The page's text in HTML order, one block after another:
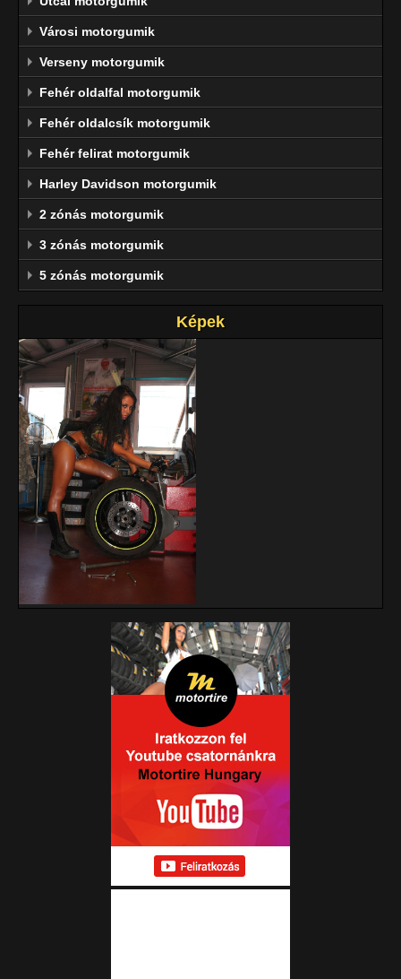
Városi motorgumik
Verseny motorgumik
Fehér oldalfal motorgumik
Fehér oldalcsík motorgumik
Fehér felirat motorgumik
Harley Davidson motorgumik
2 zónás motorgumik
3 zónás motorgumik
5 zónás motorgumik
Képek